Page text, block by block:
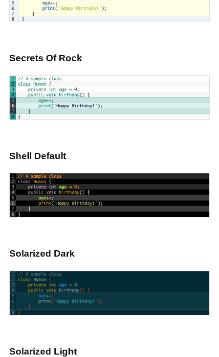
Secrets Of Rock
Shell Default
Solarized Dark
Solarized Light